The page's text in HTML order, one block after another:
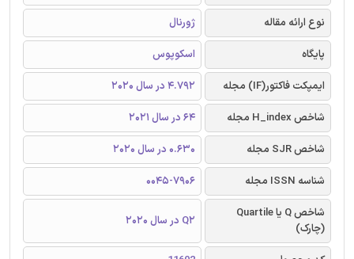
نوع ارائه مقاله
ژورنال
پایگاه
اسکوپوس
ایمپکت فاکتور(IF) مجله
4.792 در سال 2020
شاخص H_index مجله
64 در سال 2021
شاخص SJR مجله
0.630 در سال 2020
شناسه ISSN مجله
0045-7906
شاخص Q یا Quartile
(چارک)
Q2 در سال 2020